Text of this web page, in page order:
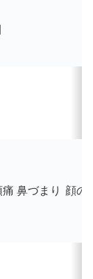
痛 鼻づまり 顔の